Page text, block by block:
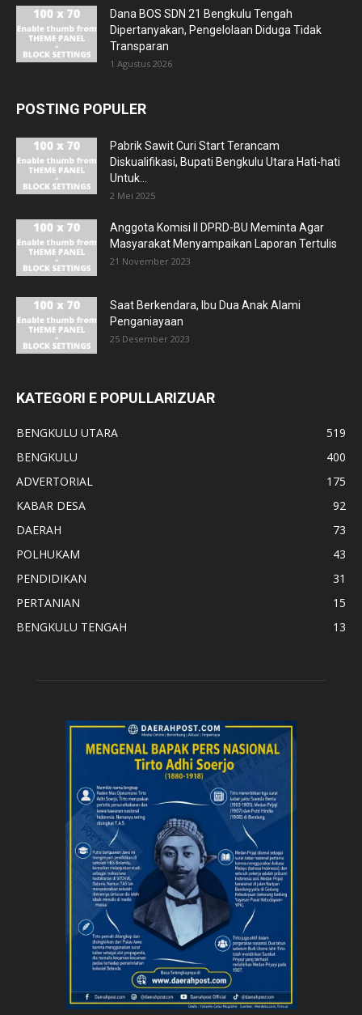
Dana BOS SDN 21 Bengkulu Tengah
Dipertanyakan, Pengelolaan Diduga Tidak
Transparan
1 Agustus 2026
POSTING POPULER
Pabrik Sawit Curi Start Terancam
Diskualifikasi, Bupati Bengkulu Utara Hati-hati
Untuk...
2 Mei 2025
Anggota Komisi II DPRD-BU Meminta Agar
Masyarakat Menyampaikan Laporan Tertulis
21 November 2023
Saat Berkendara, Ibu Dua Anak Alami
Penganiayaan
25 Desember 2023
KATEGORI E POPULLARIZUAR
BENGKULU UTARA
519
BENGKULU
400
ADVERTORIAL
175
KABAR DESA
92
DAERAH
73
POLHUKAM
43
PENDIDIKAN
31
PERTANIAN
15
BENGKULU TENGAH
13